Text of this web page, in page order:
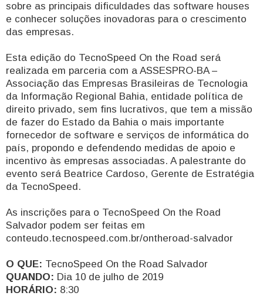
sobre as principais dificuldades das software houses
e conhecer soluções inovadoras para o crescimento
das empresas.
Esta edição do TecnoSpeed On the Road será
realizada em parceria com a ASSESPRO-BA –
Associação das Empresas Brasileiras de Tecnologia
da Informação Regional Bahia, entidade política de
direito privado, sem fins lucrativos, que tem a missão
de fazer do Estado da Bahia o mais importante
fornecedor de software e serviços de informática do
país, propondo e defendendo medidas de apoio e
incentivo às empresas associadas. A palestrante do
evento será Beatrice Cardoso, Gerente de Estratégia
da TecnoSpeed.
As inscrições para o TecnoSpeed On the Road
Salvador podem ser feitas em
conteudo.tecnospeed.com.br/ontheroad-salvador
O QUE: TecnoSpeed On the Road Salvador
QUANDO: Dia 10 de julho de 2019
HORÁRIO: 8:30